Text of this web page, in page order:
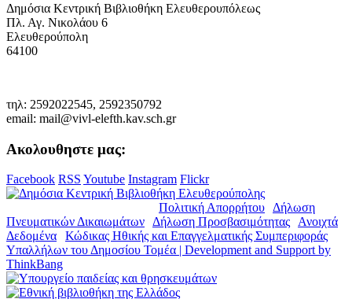
Δημόσια Κεντρική Βιβλιοθήκη Ελευθερουπόλεως
Πλ. Αγ. Νικολάου 6
Ελευθερούπολη
64100
τηλ: 2592022545, 2592350792
email: mail@vivl-elefth.kav.sch.gr
Ακολουθηστε μας:
Facebook RSS Youtube Instagram Flickr
Πολιτική Απορρήτου
Δήλωση
Πνευματικών Δικαιωμάτων
Δήλωση Προσβασιμότητας
Ανοιχτά
Δεδομένα
Κώδικας Ηθικής και Επαγγελματικής Συμπεριφοράς
Υπαλλήλων του Δημοσίου Τομέα | Development and Support by
ThinkBang